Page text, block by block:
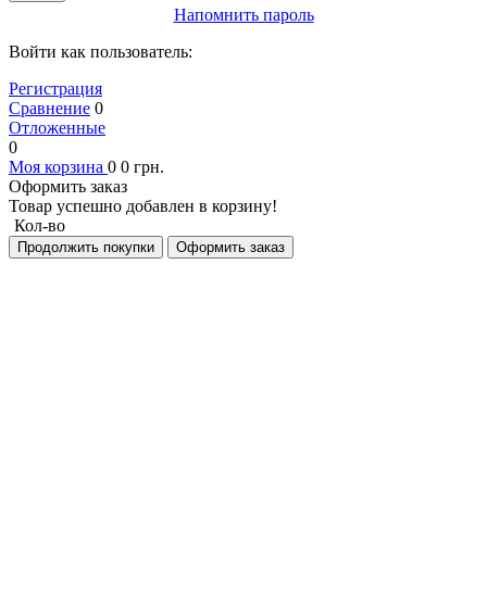
Напомнить пароль
Войти как пользователь:
Регистрация
Сравнение 0
Отложенные
0
Моя корзина 0 0 грн.
Оформить заказ
Товар успешно добавлен в корзину!
Кол-во
Продолжить покупки Оформить заказ